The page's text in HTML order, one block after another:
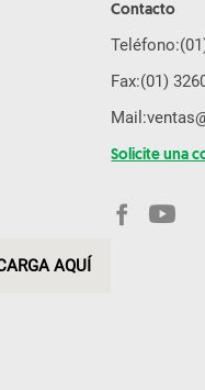
AQUÍ
Contacto
Teléfono:
Fax:(01)
Mail:
Solicite una